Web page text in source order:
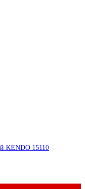
KENDO 15110